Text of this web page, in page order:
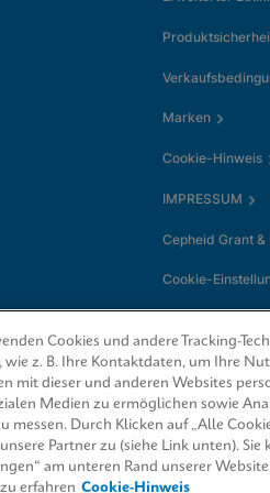
Marken
Cookie-Hinweis
IMPRESSUM
Cepheid Grant
Cookie-
Logo, GeneXpert®, Xpert® und I-
Ländern eingetragen sind.
Cookies und andere Tracking-
z. B. Ihre Kontaktdaten, um Ihre
mit dieser und anderen Websites
Medien zu ermöglichen sowie
messen. Durch Klicken auf „Alle
Partner zu (siehe Link unten).
am unteren Rand unserer
erfahren Cookie-Hinweis